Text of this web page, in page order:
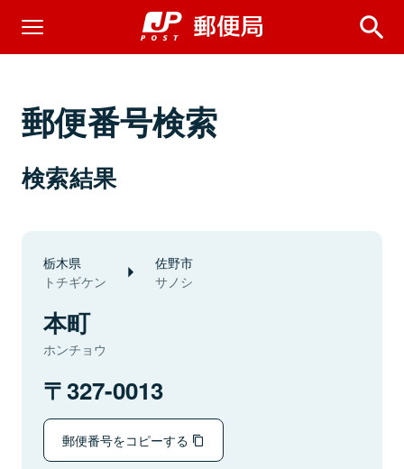
郵便番号検索
検索結果
栃木県
トチギケン
佐野市
サノシ
本町
ホンチョウ
327-0013
郵便番号をコピーする